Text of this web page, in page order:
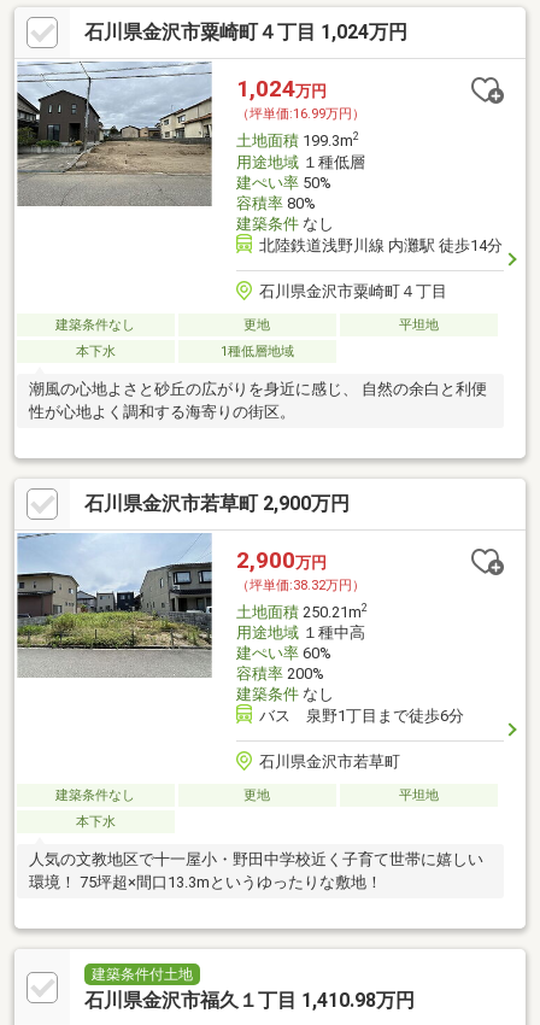
石川県金沢市粟崎町４丁目 1,024万円
1,024万円
（坪単価:16.99万円）
土地面積199.3m2
用途地域１種低層
建ぺい率50%
容積率80%
建築条件なし
北陸鉄道浅野川線 内灘駅 徒歩14分
石川県金沢市粟崎町４丁目
建築条件なし 更地
平坦地
本下水
1種低層地域
潮風の心地よさと砂丘の広がりを身近に感じ、 自然の余白と利便
性が心地よく調和する海寄りの街区。
石川県金沢市若草町 2,900万円
2,900万円
（坪単価:38.32万円）
土地面積250.21m2
用途地域１種中高
建ぺい率60%
容積率200%
建築条件なし
バス 泉野1丁目まで徒歩6分
石川県金沢市若草町
建築条件なし 更地
平坦地
本下水
人気の文教地区で十一屋小・野田中学校近く子育て世帯に嬉しい
環境！ 75坪超×間口13.3mというゆったりな敷地！
建築条件付土地
石川県金沢市福久１丁目 1,410.98万円